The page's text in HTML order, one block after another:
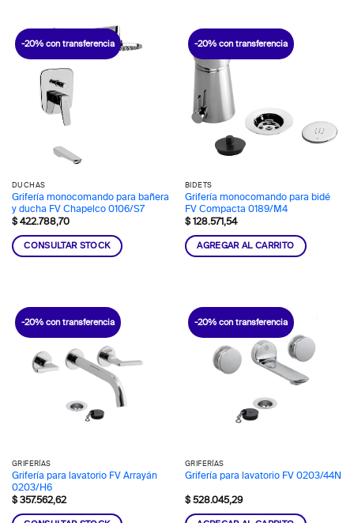
-20% con transferencia
DUCHAS
Grifería monocomando para bañera
y ducha FV Chapelco 0106/S7
$422.788,70
CONSULTAR STOCK
-20% con transferencia
BIDETS
Grifería monocomando para bidé
FV Compacta 0189/M4
$128.571,54
AGREGAR AL CARRITO
-20% con transferencia
GRIFERÍAS
Grifería para lavatorio FV Arrayán
0203/H6
$357.562,62
-20% con transferencia
GRIFERÍAS
Grifería para lavatorio FV 0203/44N
$528.045,29